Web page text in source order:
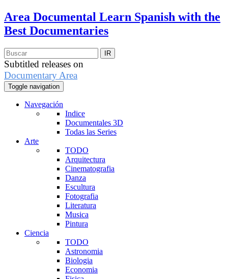
Area Documental Learn Spanish with the
Best Documentaries
Subtitled releases on
Documentary Area
Toggle navigation
Navegación
Indice
Documentales 3D
Todas las Series
Arte
TODO
Arquitectura
Cinematografia
Danza
Escultura
Fotografia
Literatura
Musica
Pintura
Ciencia
TODO
Astronomia
Biologia
Economia